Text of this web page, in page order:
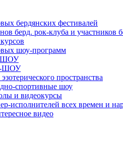
бердянских фестивалей
берд. рок-клуба и участников
шоу-программ
ШОУ
ШОУ
эзотерического пространства
спортивные шоу
и видеокурсы
исполнителей всех времен и
видео